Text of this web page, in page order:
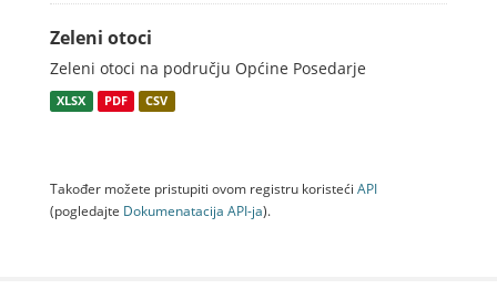
Zeleni otoci
Zeleni otoci na području Općine Posedarje
XLSX PDF CSV
Također možete pristupiti ovom registru koristeći API
(pogledajte Dokumenаtаcijа API-jа).